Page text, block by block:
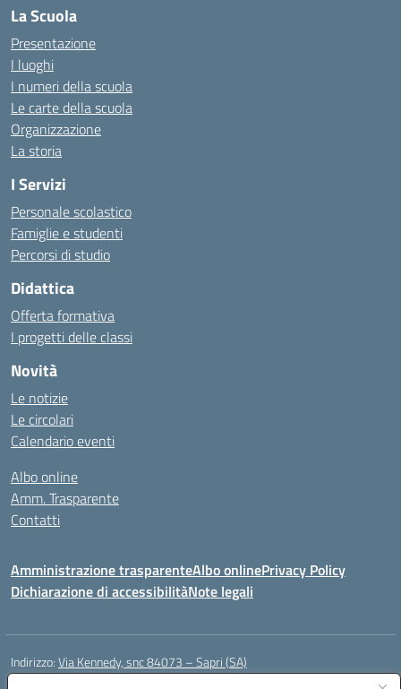
La Scuola
Presentazione
I luoghi
I numeri della scuola
Le carte della scuola
Organizzazione
La storia
I Servizi
Personale scolastico
Famiglie e studenti
Percorsi di studio
Didattica
Offerta formativa
I progetti delle classi
Novità
Le notizie
Le circolari
Calendario eventi
Albo online
Amm. Trasparente
Contatti
Amministrazione trasparenteAlbo onlinePrivacy Policy
Dichiarazione di accessibilitàNote legali
Indirizzo:Via Kennedy, snc 84073 – Sapri (SA)
Centralino: